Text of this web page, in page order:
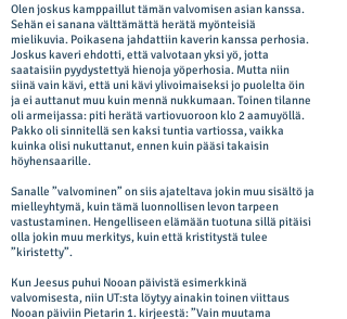
Olen joskus kamppaillut tämän valvomisen asian kanssa.
Sehän ei sanana välttämättä herätä myönteisiä
mielikuvia. Poikasena jahdattiin kaverin kanssa perhosia.
Joskus kaveri ehdotti, että valvotaan yksi yö, jotta
saataisiin pyydystettyä hienoja yöperhosia. Mutta niin
siinä vain kävi, että uni kävi ylivoimaiseksi jo puolelta öin
ja ei auttanut muu kuin mennä nukkumaan. Toinen tilanne
oli armeijassa: piti herätä vartiovuoroon klo 2 aamuyöllä.
Pakko oli sinnitellä sen kaksi tuntia vartiossa, vaikka
kuinka olisi nukuttanut, ennen kuin pääsi takaisin
höyhensaarille.
Sanalle ”valvominen” on siis ajateltava jokin muu sisältö ja
mielleyhtymä, kuin tämä luonnollisen levon tarpeen
vastustaminen. Hengelliseen elämään tuotuna sillä pitäisi
olla jokin muu merkitys, kuin että kristitystä tulee
”kiristetty”.
Kun Jeesus puhui Nooan päivistä esimerkkinä
valvomisesta, niin UT:sta löytyy ainakin toinen viittaus
Nooan päiviin Pietarin 1. kirjeestä: ”Vain muutama